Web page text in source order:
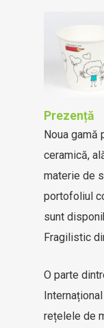
Prezență
Noua
ceramică,
materie de
portofoliul
sunt
Fragilistic
O parte
rețelele de